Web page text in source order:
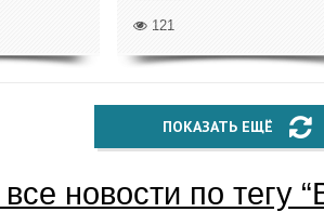
121
ПОКАЗАТЬ ЕЩЁ
новости по тегу “